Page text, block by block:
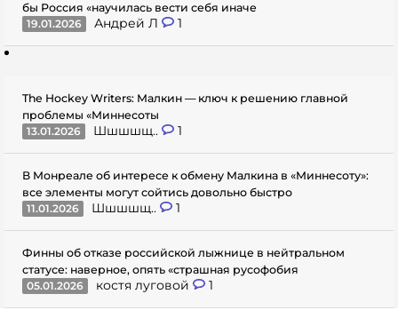
бы Россия «научилась вести себя иначе
19.01.2026
Андрей Л 1
The Hockey Writers: Малкин — ключ к решению главной
проблемы «Миннесоты
13.01.2026
Шшшшщ.. 1
В Монреале об интересе к обмену Малкина в «Миннесоту»:
все элементы могут сойтись довольно быстро
11.01.2026
Шшшшщ.. 1
Финны об отказе российской лыжнице в нейтральном
статусе: наверное, опять «страшная русофобия
05.01.2026
костя луговой 1